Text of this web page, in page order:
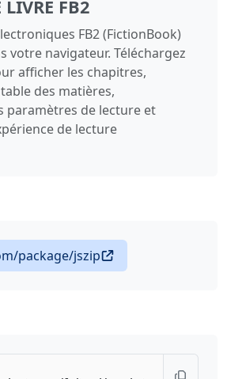
LIVRE FB2
FB2 (FictionBook)
votre navigateur. Téléchargez
afficher les chapitres,
des matières,
paramètres de lecture et
de lecture
package/jszip